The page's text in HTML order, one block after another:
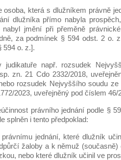
osoba, která s dlužníkem právně
dlužníka přímo nabyla
jmění při přeměně
za podmínek § 594 odst. 2 o.
594 o. z.].
např. rozsudek
zn. 21 Cdo 2332/2018,
rozsudek Nejvyššího soudu
2023, uveřejněný pod číslem 46/
právního jednání podle §
splněn i tento předpoklad:
jednání, které dlužník
žaloby a k němuž
nebo které dlužník učinil ve